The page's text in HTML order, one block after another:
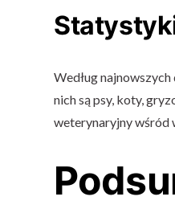
Według
nich są psy, koty,
weterynaryjny wśród